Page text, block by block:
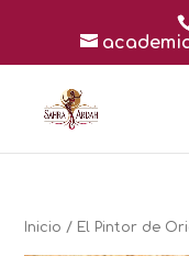
Inicio / El Pintor de